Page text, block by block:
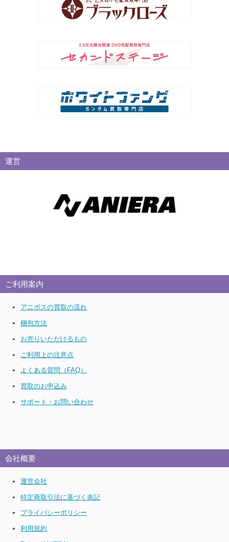
運営
ご利用案内
アニポスの買取の流れ
梱包方法
お売りいただけるもの
ご利用上の注意点
よくある質問（FAQ）
買取のお申込み
サポート・お問い合わせ
会社概要
運営会社
特定商取引法に基づく表記
プライバシーポリシー
利用規約